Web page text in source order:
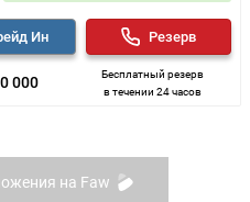
000
Ин
Бесплатный резерв
в течении 24 часов
Резерв
на Faw